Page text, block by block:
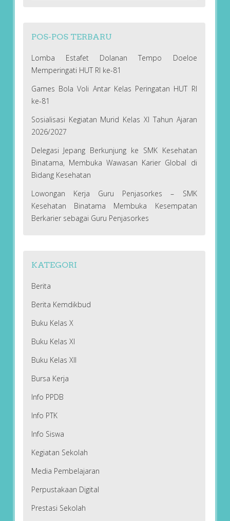
POS-POS TERBARU
Lomba Estafet Dolanan Tempo Doeloe
Memperingati HUT RI ke-81
Games Bola Voli Antar Kelas Peringatan HUT RI
ke-81
Sosialisasi Kegiatan Murid Kelas XI Tahun Ajaran
2026/2027
Delegasi Jepang Berkunjung ke SMK Kesehatan
Binatama, Membuka Wawasan Karier Global di
Bidang Kesehatan
Lowongan Kerja Guru Penjasorkes – SMK
Kesehatan Binatama Membuka Kesempatan
Berkarier sebagai Guru Penjasorkes
KATEGORI
Berita
Berita Kemdikbud
Buku Kelas X
Buku Kelas XI
Buku Kelas XII
Bursa Kerja
Info PPDB
Info PTK
Info Siswa
Kegiatan Sekolah
Media Pembelajaran
Perpustakaan Digital
Prestasi Sekolah